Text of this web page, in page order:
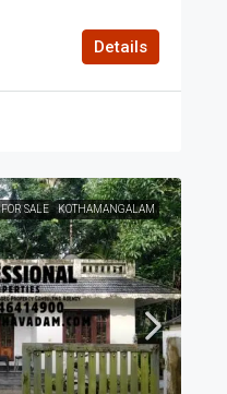
Details
FOR SALE KOTHAMANGALAM